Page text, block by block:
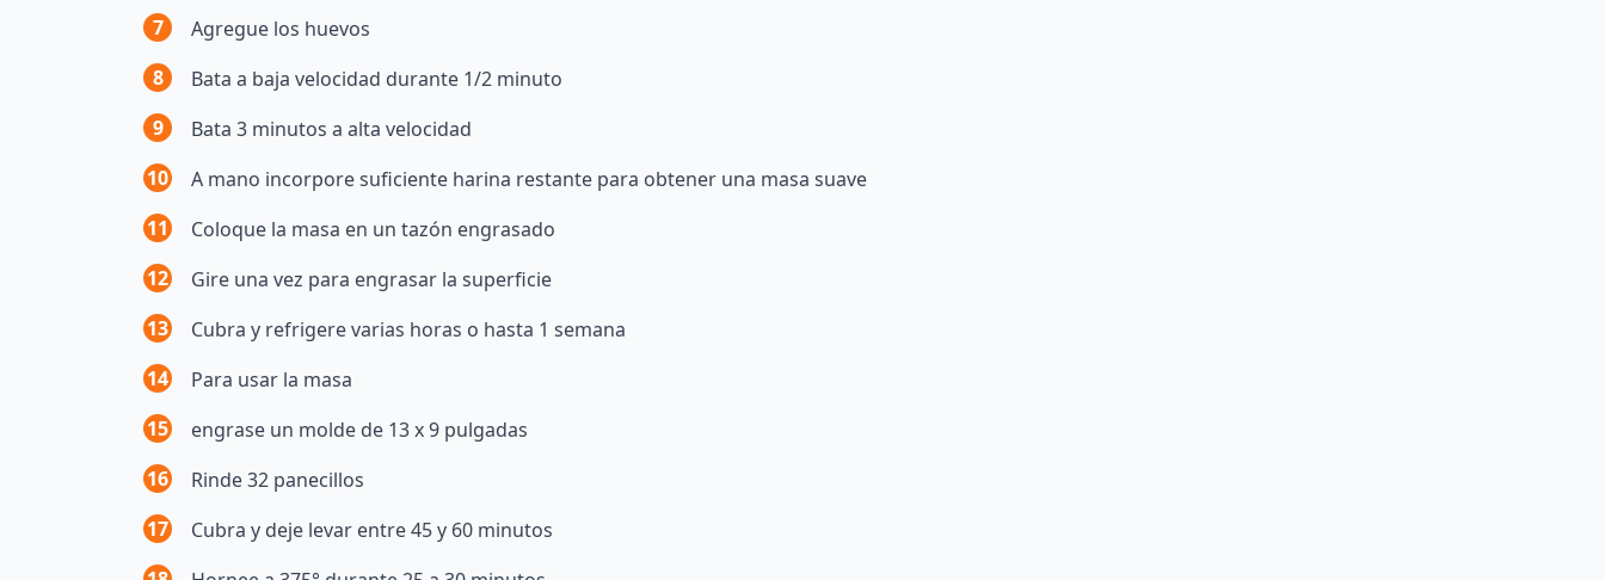
7
Agregue los huevos
8
Bata a baja velocidad durante 1/2 minuto
9
Bata 3 minutos a alta velocidad
10
A mano incorpore suficiente harina restante para obtener una masa suave
11
Coloque la masa en un tazón engrasado
12
Gire una vez para engrasar la superficie
13
Cubra y refrigere varias horas o hasta 1 semana
14
Para usar la masa
15
engrase un molde de 13 x 9 pulgadas
16
Rinde 32 panecillos
17
Cubra y deje levar entre 45 y 60 minutos